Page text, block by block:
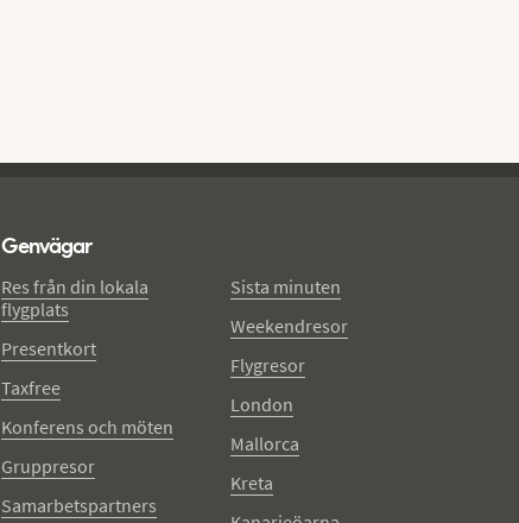
Genvägar
Res från din lokala
flygplats
Presentkort
Taxfree
Konferens och möten
Gruppresor
Samarbetspartners
Sista minuten
Weekendresor
Flygresor
London
Mallorca
Kreta